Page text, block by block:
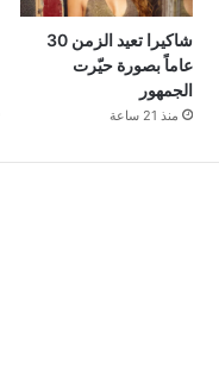
شاكيرا تعيد الزمن 30
عاماً بصورة حيّرت
الجمهور
منذ 21 ساعة